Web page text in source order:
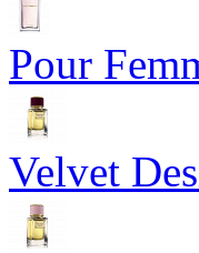
Pour
Velvet